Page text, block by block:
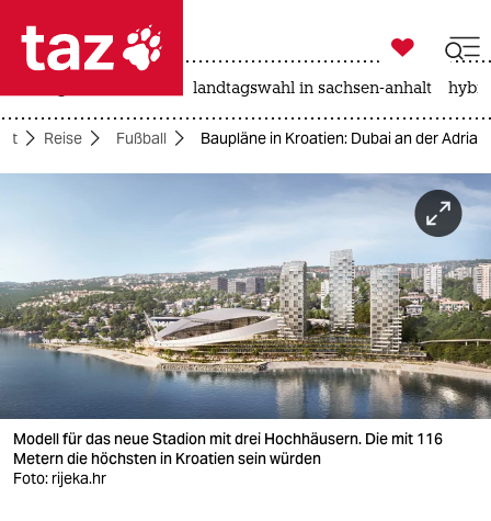
 taz zahl ich
taz zahl ich
öko
gesellschaft
sport
berlin

taz zahl ich
landtagswahl in sachsen-anhalt
Reise Fußball Baupläne in Kroatien: Dubai an der Adria
Modell für das neue Stadion mit drei Hochhäusern. Die mit 116
Metern die höchsten in Kroatien sein würden
Foto: rijeka.hr